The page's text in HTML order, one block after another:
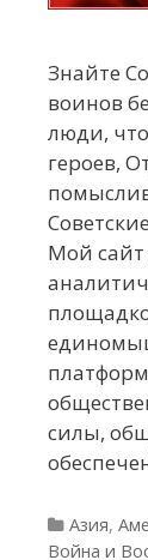
Знайте
воинов
люди,
героев,
Мой
силы,
Рубрики
Азия,
Война и